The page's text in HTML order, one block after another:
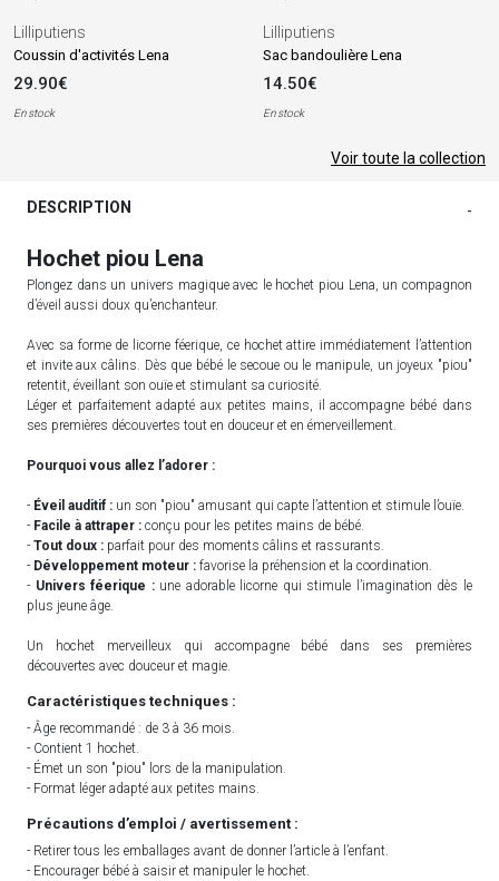
Lilliputiens
Coussin d'activités Lena
29.90€
En stock
Lilliputiens
Sac bandoulière Lena
14.50€
En stock
Voir toute la collection
DESCRIPTION -
Hochet piou Lena
Plongez dans un univers magique avec le hochet piou Lena, un compagnon
d’éveil aussi doux qu’enchanteur.
Avec sa forme de licorne féerique, ce hochet attire immédiatement l’attention
et invite aux câlins. Dès que bébé le secoue ou le manipule, un joyeux "piou"
retentit, éveillant son ouïe et stimulant sa curiosité.
Léger et parfaitement adapté aux petites mains, il accompagne bébé dans
ses premières découvertes tout en douceur et en émerveillement.
Pourquoi vous allez l’adorer :
- Éveil auditif : un son "piou" amusant qui capte l’attention et stimule l’ouïe.
- Facile à attraper : conçu pour les petites mains de bébé.
- Tout doux : parfait pour des moments câlins et rassurants.
- Développement moteur : favorise la préhension et la coordination.
- Univers féerique :une adorable licorne qui stimule l’imagination dès le
plus jeune âge.
Un hochet merveilleux qui accompagne bébé dans ses premières
découvertes avec douceur et magie.
Caractéristiques techniques :
- Âge recommandé : de 3 à 36 mois.
- Contient 1 hochet.
- Émet un son "piou" lors de la manipulation.
- Format léger adapté aux petites mains.
Précautions d’emploi / avertissement :
- Retirer tous les emballages avant de donner l’article à l’enfant.
- Encourager bébé à saisir et manipuler le hochet.